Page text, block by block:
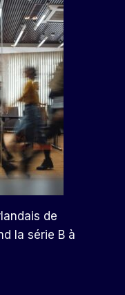
de
la série B à